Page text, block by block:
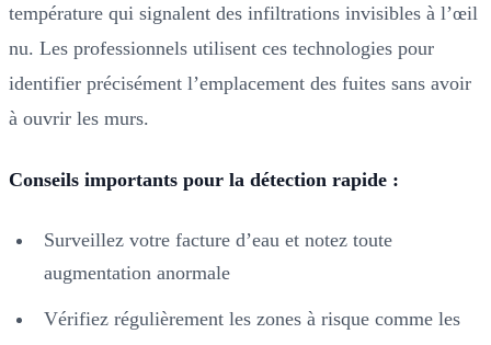
température qui signalent des infiltrations invisibles à l’œil
nu. Les professionnels utilisent ces technologies pour
identifier précisément l’emplacement des fuites sans avoir
à ouvrir les murs.
Conseils importants pour la détection rapide :
Surveillez votre facture d’eau et notez toute
augmentation anormale
Vérifiez régulièrement les zones à risque comme les